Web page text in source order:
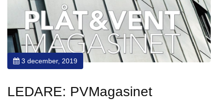
3 december, 2019
LEDARE: PVMagasinet